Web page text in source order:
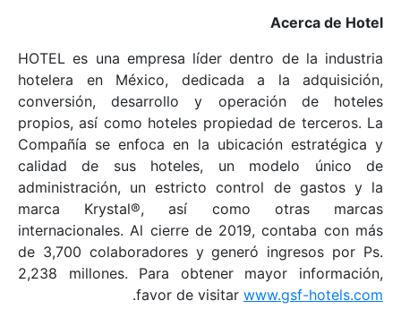
Acerca de Hotel
HOTEL es una empresa líder dentro de la industria
hotelera en México, dedicada a la adquisición,
conversión, desarrollo y operación de hoteles
propios, así como hoteles propiedad de terceros. La
Compañía se enfoca en la ubicación estratégica y
calidad de sus hoteles, un modelo único de
administración, un estricto control de gastos y la
marca Krystal®, así como otras marcas
internacionales. Al cierre de 2019, contaba con más
de 3,700 colaboradores y generó ingresos por Ps.
2,238 millones. Para obtener mayor información,
favor de visitar www.gsf-hotels.com
.